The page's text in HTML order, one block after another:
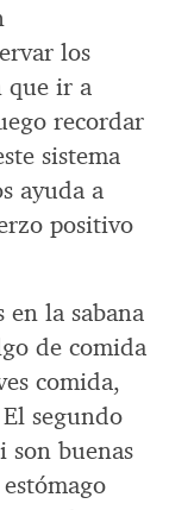
los
que ir a
recordar
sistema
ayuda a
positivo
en la sabana
de comida
comida,
segundo
son buenas